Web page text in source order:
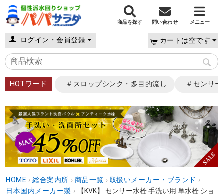
商品を探す 問い合わせ メニュー
ログイン・会員登録 カートは空です
HOTワード ＃スロップシンク・多目的流し ＃センサ
HOME › 総合案内所 › 商品一覧 › 取扱いメーカー・ブランド ›
日本国内メーカー製 ›
【KVK】 センサー水栓 手洗い用 単水栓 ショ